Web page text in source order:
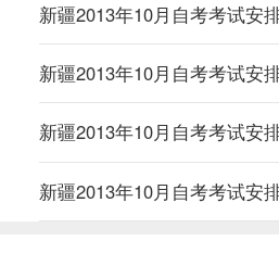
新疆2013年10月自考考试安
新疆2013年10月自考考试安
新疆2013年10月自考考试安
新疆2013年10月自考考试安